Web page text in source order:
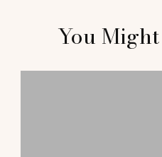
Navigation
You